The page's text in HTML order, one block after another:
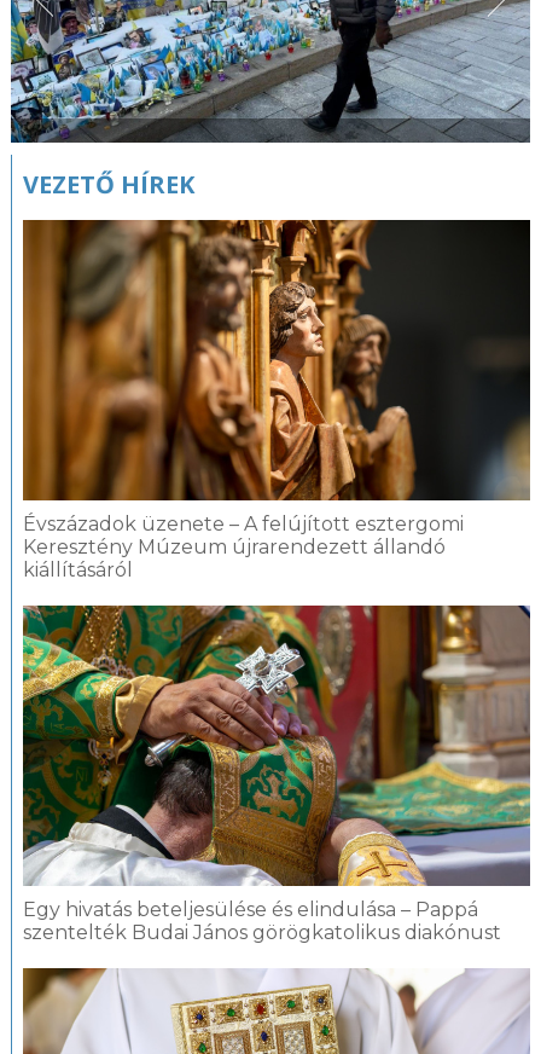
VEZETŐ HÍREK
Évszázadok üzenete – A felújított esztergomi
Keresztény Múzeum újrarendezett állandó
kiállításáról
Egy hivatás beteljesülése és elindulása – Pappá
szentelték Budai János görögkatolikus diakónust